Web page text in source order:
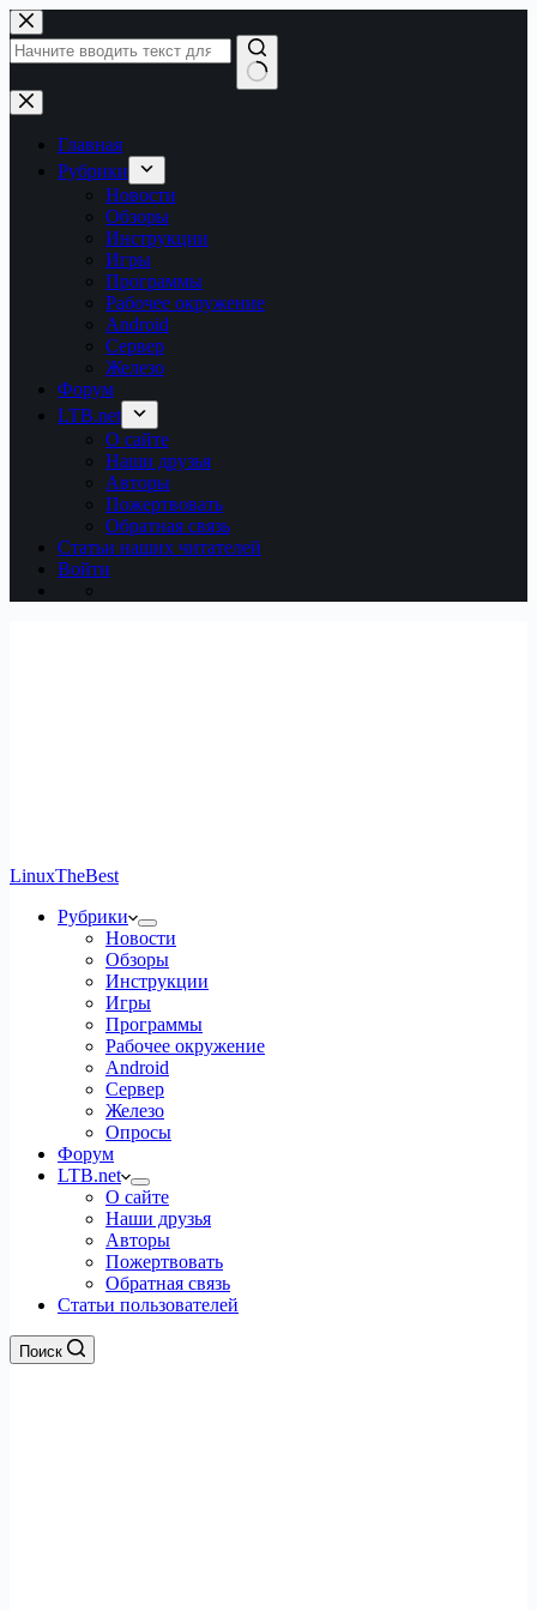
Перейти
к
сути
Ничего
не
найденоГлавная
Рубрики
Новости
Обзоры
Инструкции
Игры
Программы
Рабочее окружение
Android
Сервер
Железо
Форум
LTB.net
О сайте
Наши друзья
Авторы
Пожертвовать
Обратная связь
Статьи наших читателей
Войти
LinuxTheBest
Рубрики
Новости
Обзоры
Инструкции
Игры
Программы
Рабочее окружение
Android
Сервер
Железо
Опросы
Форум
LTB.net
О сайте
Наши друзья
Авторы
Пожертвовать
Обратная связь
Статьи пользователей
Поиск